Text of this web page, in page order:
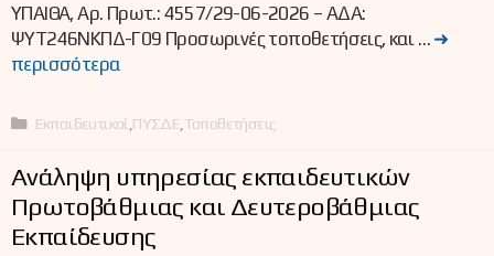
ΥΠΑΙΘΑ, Αρ. Πρωτ.: 4557/29-06-2026 – ΑΔΑ:
ΨΥΤ246ΝΚΠΔ-Γ09 Προσωρινές τοποθετήσεις, και … ➜
περισσότερα
Κατηγορίες
Εκπαιδευτικοί ΠΥΣΔΕ Τοποθετήσεις
Ανάληψη υπηρεσίας εκπαιδευτικών
Πρωτοβάθμιας και Δευτεροβάθμιας
Εκπαίδευσης